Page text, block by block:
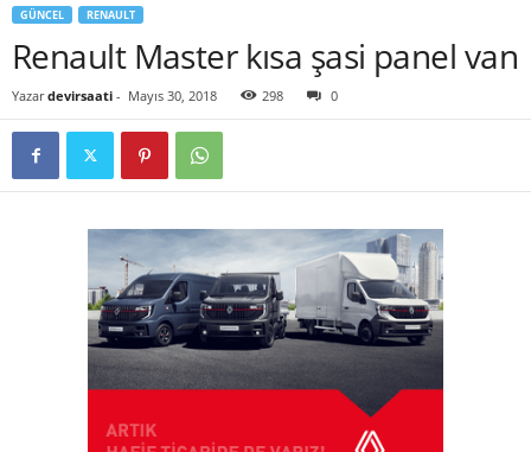
GÜNCEL RENAULT
Renault Master kısa şasi panel van
Yazar devirsaati - Mayıs 30, 2018 298 0